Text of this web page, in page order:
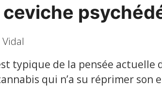
typique de la pensée actuelle
qui n’a su réprimer son